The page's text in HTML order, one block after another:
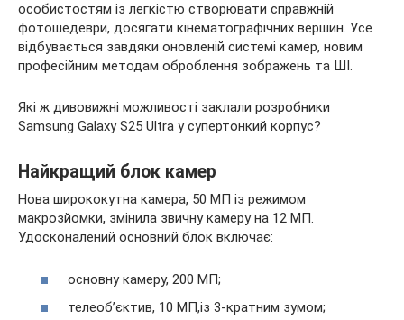
особистостям із легкістю створювати справжній
фотошедеври, досягати кінематографічних вершин. Усе
відбувається завдяки оновленій системі камер, новим
професійним методам оброблення зображень та ШІ.
Які ж дивовижні можливості заклали розробники
Samsung Galaxy S25 Ultra у супертонкий корпус?
Найкращий блок камер
Нова ширококутна камера, 50 МП із режимом
макрозйомки, змінила звичну камеру на 12 МП.
Удосконалений основний блок включає:
основну камеру, 200 МП;
телеобʼєктив, 10 МП,із 3-кратним зумом;